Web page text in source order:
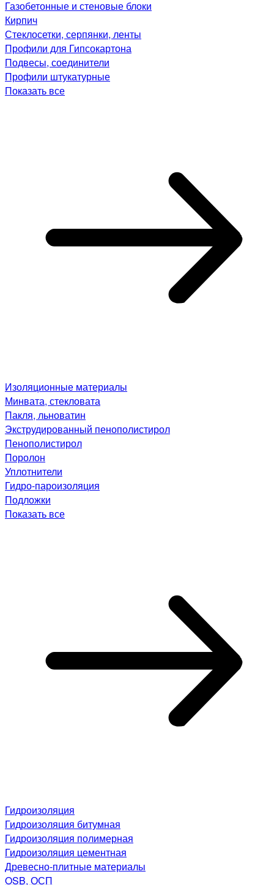
Газобетонные и стеновые блоки
Кирпич
Стеклосетки, серпянки, ленты
Профили для Гипсокартона
Подвесы, соединители
Профили штукатурные
Показать все
Изоляционные материалы
Минвата, стекловата
Пакля, льноватин
Экструдированный пенополистирол
Пенополистирол
Поролон
Уплотнители
Гидро-пароизоляция
Подложки
Показать все
Гидроизоляция
Гидроизоляция битумная
Гидроизоляция полимерная
Гидроизоляция цементная
Древесно-плитные материалы
OSB, ОСП